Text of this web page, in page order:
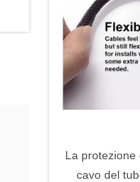
La protezione
cavo del